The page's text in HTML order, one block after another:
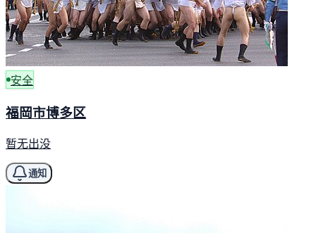
安全
福岡市博多区
暂无出没
通知